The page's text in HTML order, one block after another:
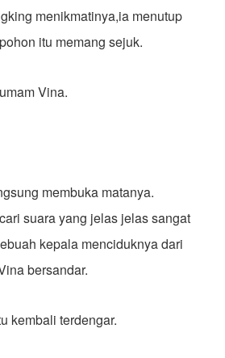
menikmatinya,ia menutup
itu memang sejuk.
Vina.
membuka matanya.
suara yang jelas jelas sangat
kepala menciduknya dari
bersandar.
kembali terdengar.